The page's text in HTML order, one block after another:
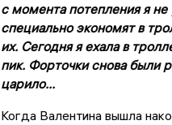
с момента потепления я
специально экономят в
их. Сегодня я ехала в
пик. Форточки снова были
царило...
Когда Валентина вышла